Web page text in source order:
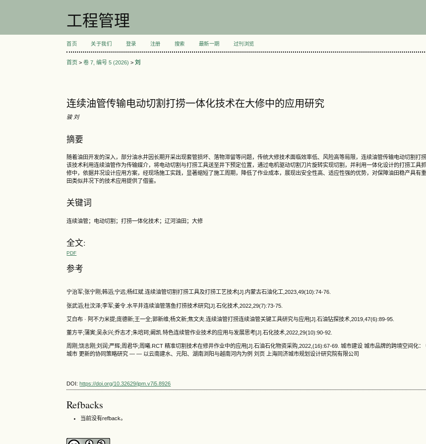
工程管理
首页 关于我们 登录 注册 搜索 最新一期 过刊浏览
首页 >卷 7, 编号 5 (2026) >刘
连续油管传输电动切割打捞一体化技术在大修中的应用研究
骏 刘
摘要
随着油田开发的深入，部分油水井因长期开采出现套管损坏、落物滞留等问题，传统大修技术面临效率低、风险高等局限，连续油管传输电动切割打
该技术利用连续油管作为传输媒介，将电动切割与打捞工具送至井下预定位置，通过电机驱动切割刀片旋转实现切割，并利用一体化设计的打捞工具
修中，依据井况设计应用方案，经现场施工实践，显著缩短了施工周期，降低了作业成本，展现出安全性高、适应性强的优势，对保障油田稳产具有
田类似井况下的技术应用提供了借鉴。
关键词
连续油管；电动切割；打捞一体化技术；辽河油田；大修
全文:
PDF
参考
宁治军;张宁刚;韩滔;宁远;杨红斌.连续油管切割打捞工具及打捞工艺技术[J].内蒙古石油化工,2023,49(10):74-76.
张武滔;杜汶泽;李军;姜令.水平井连续油管落鱼打捞技术研究[J].石化技术,2022,29(7):73-75.
艾白布 · 阿不力米提;庞德新;王一全;郭新维;杨文新;焦文夫.连续油管打捞连续油管关键工具研究与应用[J].石油钻探技术,2019,47(6):89-95.
董方平;蒲寅;吴永兴;乔志才;朱培珂;阚凯.特色连续管作业技术的应用与发展思考[J].石化技术,2022,29(10):90-92.
周刚;饶志刚;刘润;严辉;周君华;周曦.RCT 精准切割技术在修井作业中的应用[J].石油石化物资采购,2022,(16):67-69. 城市建设 城市品牌的跨境空间化
城市 更新的协同策略研究 — — 以云南建水、元阳、湖南浏阳与越南河内为例 刘页 上海同济城市规划设计研究院有限公司
DOI: https://doi.org/10.32629/jpm.v7i5.8926
Refbacks
当前没有refback。